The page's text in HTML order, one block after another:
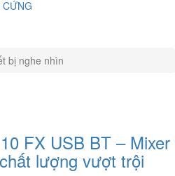
bị nghe nhìn
FX USB BT – Mixer
lượng vượt trội